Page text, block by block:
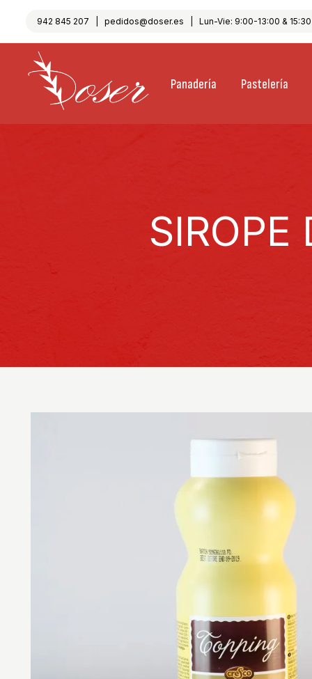
942 845 207 pedidos@doser.es | Lun-Vie: 9:00-13:00 &
Panadería Pastelería
SIROPE